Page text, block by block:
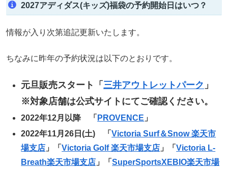
2027アディダス(キッズ)福袋の予約開始日はいつ？
情報が入り次第追記更新いたします。
ちなみに昨年の予約状況は以下のとおりです。
元旦販売スタート「三井アウトレットパーク 」
※対象店舗は公式サイトにてご確認ください。
2022年12月以降 「 PROVENCE 」
2022年11月26日(土) 「Victoria Surf＆Snow 楽天市
場支店 」「Victoria Golf 楽天市場支店 」「Victoria L-
Breath楽天市場支店 」「SuperSportsXEBIO楽天市場